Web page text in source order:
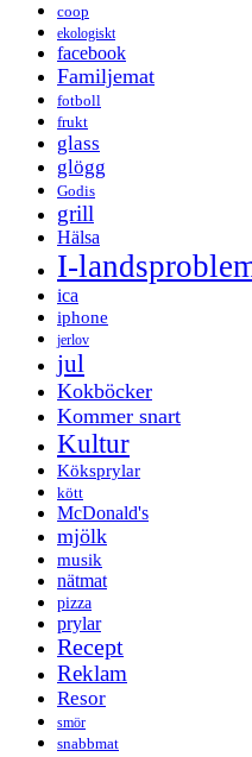
coop
ekologiskt
facebook
Familjemat
fotboll
frukt
glass
glögg
Godis
grill
Hälsa
I-
ica
iphone
jerlov
jul
Kokböcker
Kommer snart
Kultur
Köksprylar
kött
McDonald's
mjölk
musik
nätmat
pizza
prylar
Recept
Reklam
Resor
smör
snabbmat